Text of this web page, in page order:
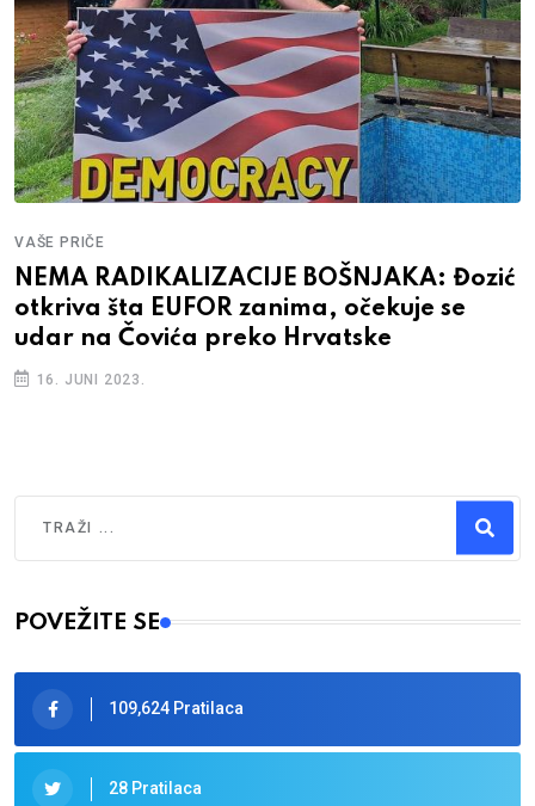
VAŠE PRIČE
NEMA RADIKALIZACIJE BOŠNJAKA: Đozić
otkriva šta EUFOR zanima, očekuje se
udar na Čovića preko Hrvatske
16. JUNI 2023.
Type 2 or more characters for results.
POVEŽITE SE
109,624 Pratilaca
28 Pratilaca